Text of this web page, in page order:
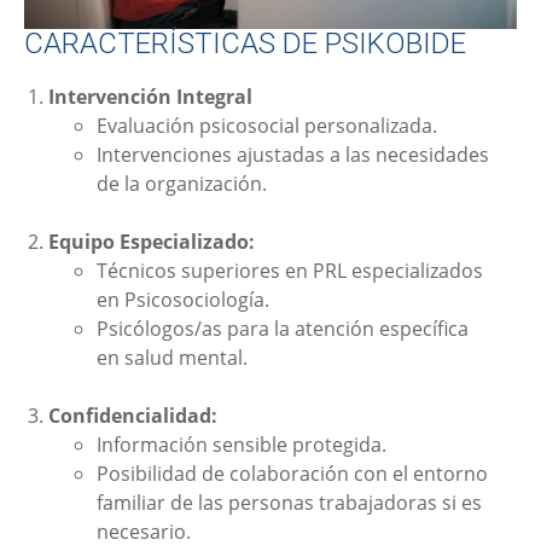
CARACTERÍSTICAS DE PSIKOBIDE
Intervención Integral
Evaluación psicosocial personalizada.
Intervenciones ajustadas a las necesidades
de la organización.
Equipo Especializado:
Técnicos superiores en PRL especializados
en Psicosociología.
Psicólogos/as para la atención específica
en salud mental.
Confidencialidad:
Información sensible protegida.
Posibilidad de colaboración con el entorno
familiar de las personas trabajadoras si es
necesario.